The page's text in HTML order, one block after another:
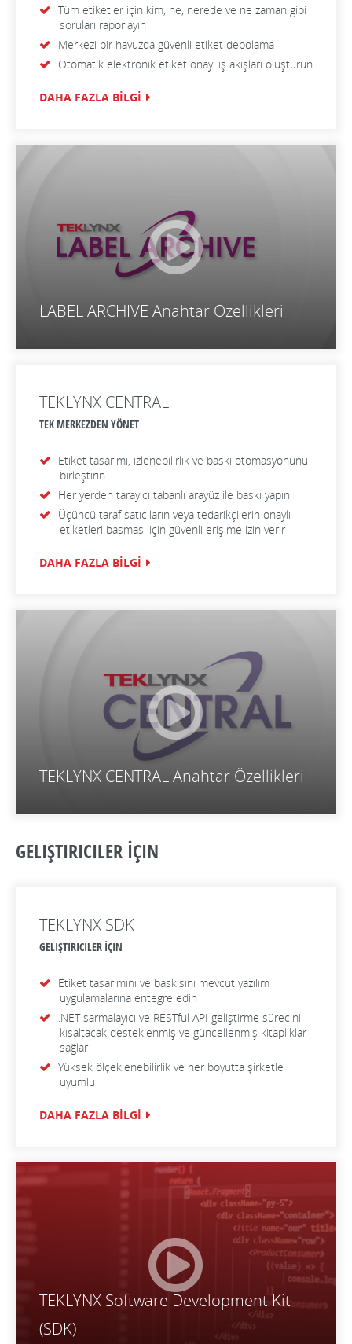
Tüm etiketler için kim, ne, nerede ve ne zaman gibi
soruları raporlayın
Merkezi bir havuzda güvenli etiket depolama
Otomatik elektronik etiket onayı iş akışları oluşturun
DAHA FAZLA BİLGİ
LABEL ARCHIVE Anahtar Özellikleri
TEKLYNX CENTRAL
TEK MERKEZDEN YÖNET
Etiket tasarımı, izlenebilirlik ve baskı otomasyonunu
birleştirin
Her yerden tarayıcı tabanlı arayüz ile baskı yapın
Üçüncü taraf satıcıların veya tedarikçilerin onaylı
etiketleri basması için güvenli erişime izin verir
DAHA FAZLA BİLGİ
TEKLYNX CENTRAL Anahtar Özellikleri
GELIŞTIRICILER İÇIN
TEKLYNX SDK
GELIŞTIRICILER İÇIN
Etiket tasarımını ve baskısını mevcut yazılım
uygulamalarına entegre edin
.NET sarmalayıcı ve RESTful API geliştirme sürecini
kısaltacak desteklenmiş ve güncellenmiş kitaplıklar
sağlar
Yüksek ölçeklenebilirlik ve her boyutta şirketle
uyumlu
DAHA FAZLA BİLGİ
TEKLYNX Software Development Kit
(SDK)